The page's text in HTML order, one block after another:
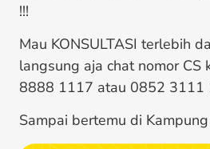
!!!
Mau KONSULTASI terlebih
langsung aja chat nomor CS
8888 1117 atau 0852 3111
Sampai bertemu di